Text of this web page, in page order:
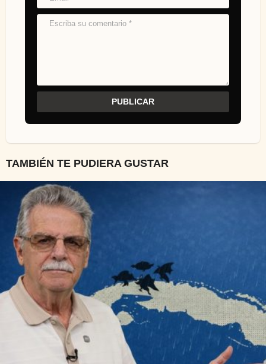
TAMBIÉN TE PUDIERA GUSTAR